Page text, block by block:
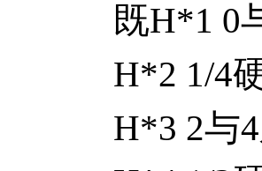
既H*1 0
H*2 1/4
H*3 2与